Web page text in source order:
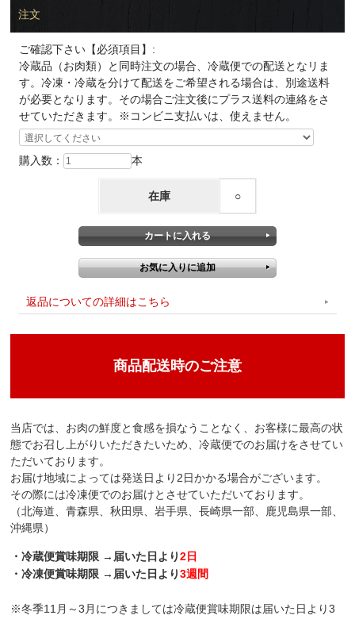
注文
ご確認下さい【必須項目】:
冷蔵品（お肉類）と同時注文の場合、冷蔵便での配送となリま
す。冷凍・冷蔵を分けて配送をご希望される場合は、別途送料
が必要となります。その場合ご注文後にプラス送料の連絡をさ
せていただきます。※コンビニ支払いは、使えません。
購入数： 本
在庫 ○
返品についての詳細はこちら
商品配送時のご注意
当店では、お肉の鮮度と食感を損なうことなく、お客様に最高の状
態でお召し上がりいただきたいため、冷蔵便でのお届けをさせてい
ただいております。
お届け地域によっては発送日より2日かかる場合がございます。
その際には冷凍便でのお届けとさせていただいております。
（北海道、青森県、秋田県、岩手県、長崎県一部、鹿児島県一部、
沖縄県）
・冷蔵便賞味期限 →届いた日より2日
・冷凍便賞味期限 →届いた日より3週間
※冬季11月～3月につきましては冷蔵便賞味期限は届いた日より3